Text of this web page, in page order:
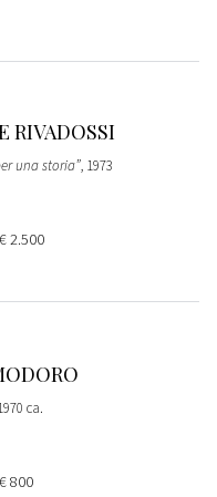
RIVADOSSI
una storia”, 1973
€ 2.500
ca.
€ 800